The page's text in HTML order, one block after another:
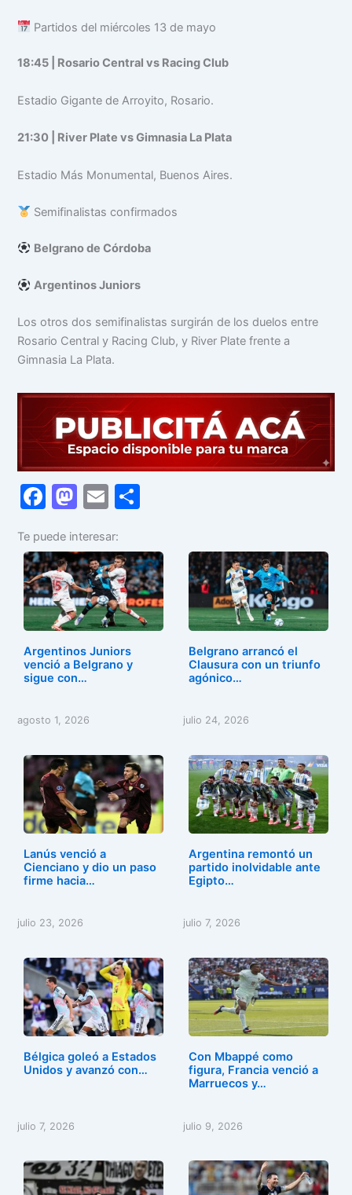
Partidos del miércoles 13 de mayo
18:45 | Rosario Central vs Racing Club
Estadio Gigante de Arroyito, Rosario.
21:30 | River Plate vs Gimnasia La Plata
Estadio Más Monumental, Buenos Aires.
Semifinalistas confirmados
Belgrano de Córdoba
Argentinos Juniors
Los otros dos semifinalistas surgirán de los duelos entre
Rosario Central y Racing Club, y River Plate frente a
Gimnasia La Plata.
F
c
e
b
o
o
k
M
st
o
d
o
n
E
ai
l
m
p
ar
tir
Te puede interesar:
Argentinos Juniors
venció a Belgrano y
sigue con…
agosto 1, 2026
Belgrano arrancó el
Clausura con un triunfo
agónico…
julio 24, 2026
Lanús venció a
Cienciano y dio un paso
firme hacia…
julio 23, 2026
Argentina remontó un
partido inolvidable ante
Egipto…
julio 7, 2026
Bélgica goleó a Estados
Unidos y avanzó con…
julio 7, 2026
Con Mbappé como
figura, Francia venció a
Marruecos y…
julio 9, 2026